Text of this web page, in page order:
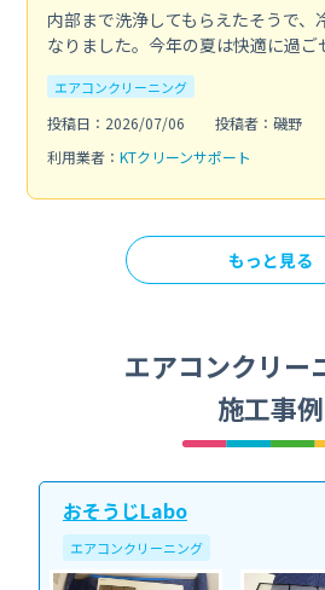
内部まで洗浄してもらえたそうで、
なりました。今年の夏は快適に過ご
エアコンクリーニング
投稿日：2026/07/06
投稿者：磯野
利用業者： KTクリーンサポート
もっと見る
エアコンクリー
施工事例
おそうじLabo
エアコンクリーニング